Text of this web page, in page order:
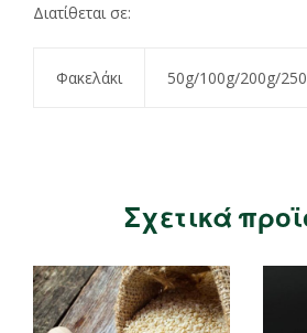
Διατίθεται σε:
Φακελάκι 50g/100g/200g/
Σχετικά